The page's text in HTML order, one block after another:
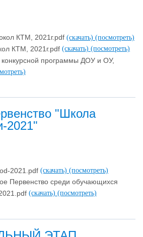
КТМ, 2021г.pdf (скачать) (посмотреть)
КТМ, 2021г.pdf (скачать) (посмотреть)
программы ДОУ и ОУ,
"Школа
2021"
2021.pdf (скачать) (посмотреть)
Первенство среди обучающихся
(скачать) (посмотреть)